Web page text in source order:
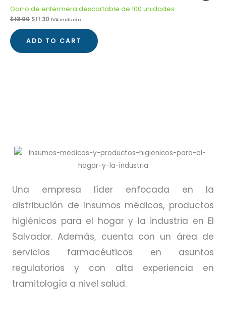
Gorro de enfermera descartable de 100 unidades
$13.00 $11.30 IVA incluido
ADD TO CART
Una empresa líder enfocada en la
distribución de insumos médicos, productos
higiénicos para el hogar y la industria en El
Salvador. Además, cuenta con un área de
servicios farmacéuticos en asuntos
regulatorios y con alta experiencia en
tramitología a nivel salud.